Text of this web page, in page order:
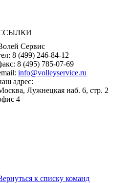
Сервис
8 (499) 246-84-12
8 (495) 785-07-69
info@volleyservice.ru
адрес:
, Лужнецкая наб. 6, стр. 2
4
к списку команд